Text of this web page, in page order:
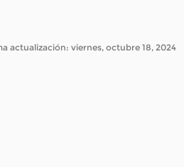
actualización: viernes, octubre 18, 2024